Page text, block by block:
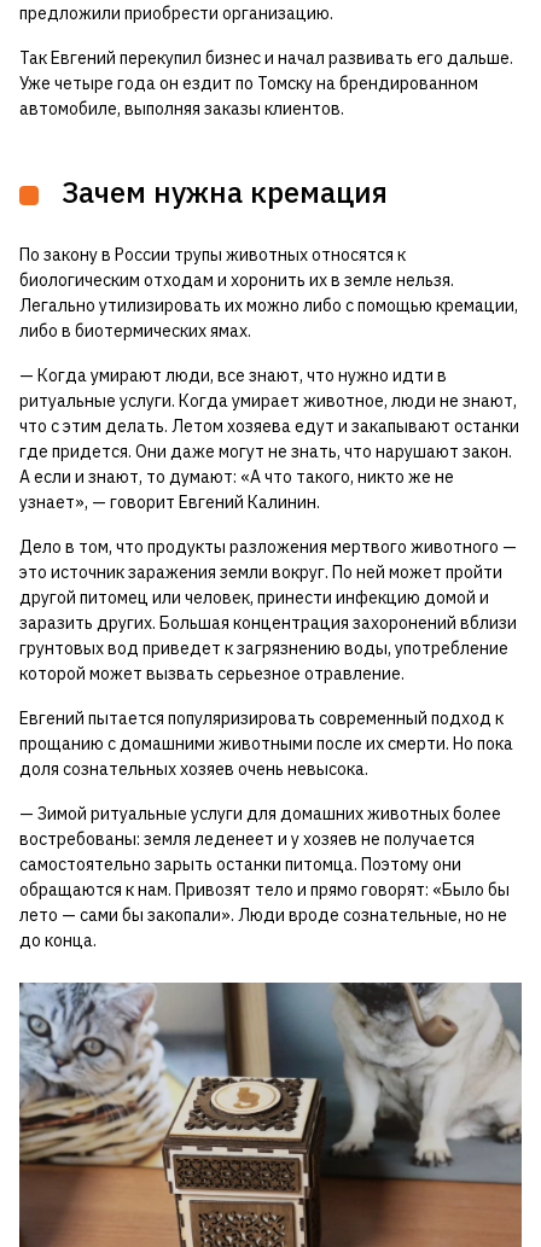
предложили приобрести организацию.
Так Евгений перекупил бизнес и начал развивать его дальше.
Уже четыре года он ездит по Томску на брендированном
автомобиле, выполняя заказы клиентов.
Зачем нужна кремация
По закону в России трупы животных относятся к
биологическим отходам и хоронить их в земле нельзя.
Легально утилизировать их можно либо с помощью кремации,
либо в биотермических ямах.
— Когда умирают люди, все знают, что нужно идти в
ритуальные услуги. Когда умирает животное, люди не знают,
что с этим делать. Летом хозяева едут и закапывают останки
где придется. Они даже могут не знать, что нарушают закон.
А если и знают, то думают: «А что такого, никто же не
узнает», — говорит Евгений Калинин.
Дело в том, что продукты разложения мертвого животного —
это источник заражения земли вокруг. По ней может пройти
другой питомец или человек, принести инфекцию домой и
заразить других. Большая концентрация захоронений вблизи
грунтовых вод приведет к загрязнению воды, употребление
которой может вызвать серьезное отравление.
Евгений пытается популяризировать современный подход к
прощанию с домашними животными после их смерти. Но пока
доля сознательных хозяев очень невысока.
— Зимой ритуальные услуги для домашних животных более
востребованы: земля леденеет и у хозяев не получается
самостоятельно зарыть останки питомца. Поэтому они
обращаются к нам. Привозят тело и прямо говорят: «Было бы
лето — сами бы закопали». Люди вроде сознательные, но не
до конца.